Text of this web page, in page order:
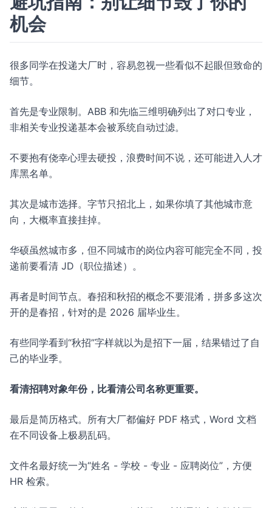
机会
很多同学在投递大厂时，容易忽视一些看似不起眼但致命的
细节。
首先是专业限制。ABB 和先临三维明确列出了对口专业，
非相关专业投递基本会被系统自动过滤。
不要抱有侥幸心理去硬投，浪费时间不说，还可能进入人才
库黑名单。
其次是城市选择。字节只招北上，如果你填了其他城市意
向，大概率直接挂掉。
华硕虽然城市多，但不同城市的岗位内容可能完全不同，投
递前要看清 JD（职位描述）。
再者是时间节点。春招和秋招的概念不要混淆，拼多多这次
开的是春招，针对的是 2026 届毕业生。
有些同学看到“秋招”字样就以为是招下一届，结果错过了自
己的毕业季。
看清招聘对象年份，比看清公司名称更重要。
最后是简历格式。所有大厂都偏好 PDF 格式，Word 文档
在不同设备上极易乱码。
文件名最好统一为“姓名 - 学校 - 专业 - 应聘岗位”，方便
HR 检索。